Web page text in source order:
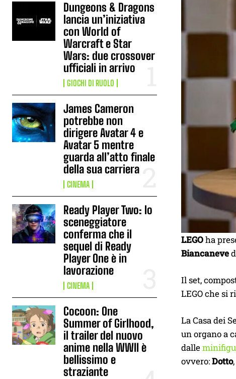
Dungeons & Dragons
lancia un’iniziativa
con World of
Warcraft e Star
Wars: due crossover
ufficiali in arrivo
GIOCHI DI RUOLO
James Cameron
potrebbe non
dirigere Avatar 4 e
Avatar 5 mentre
guarda all’atto finale
della sua carriera
CINEMA
Ready Player Two: lo
sceneggiatore
conferma che il
sequel di Ready
Player One è in
lavorazione
CINEMA
Cocoon: One
Summer of Girlhood,
il trailer del nuovo
anime nella WWII è
bellissimo e
straziante
LEGOha
Biancaneve
Il set,
LEGO che si
La Casa dei
un organo a
dalle
ovvero:Dotto,